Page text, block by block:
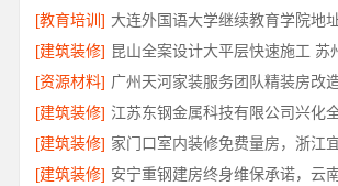
[教育培训] 大连外国语大学继续教育学院地
[建筑装修]
[资源材料] 广州天河家装服务团队精装房改
[建筑装修]
[建筑装修]
[建筑装修]